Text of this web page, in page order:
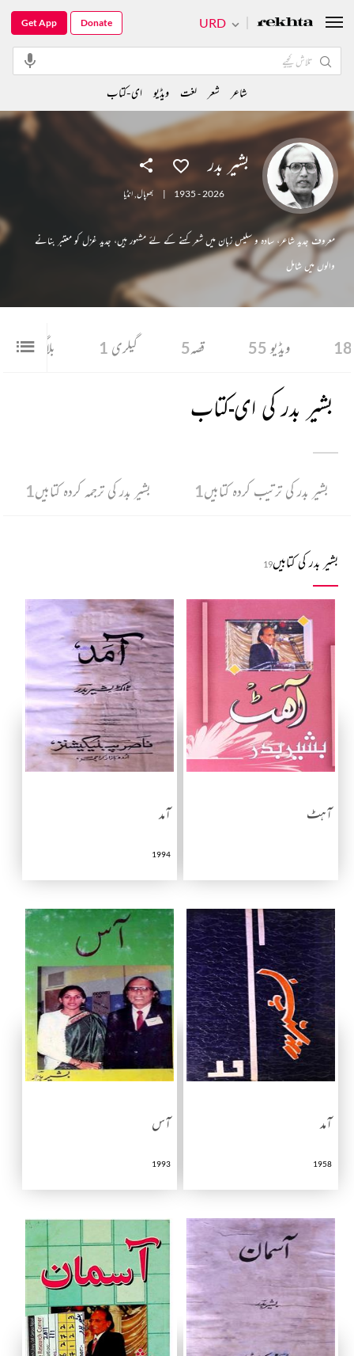
بشیر بدر
1935 - 2026
| بھوپال,انڈیا
معروف جدید شاعر، سادہ و سلیس زبان میں شعر کہنے کے لئے مشہور ہیں، جدید غزل کو معتبَر بنانے
والوں میں شامل
18 ویڈیو 55 قصہ5 گیلری 1 بلاگ 1
بشیر بدر کی ای-کتاب
بشیر بدر کی ترتیب کردہ کتابیں1 بشیر بدر کی ترجمہ کردہ کتابیں1
بشیر بدر کی کتابیں19
آہٹ آمد
1994
آمد
1958
آس
1993
URD
Get App Donate
شاعر شعر لغت ویڈیو ای-کتاب